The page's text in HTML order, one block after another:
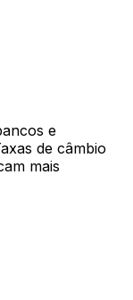
e
de câmbio
mais